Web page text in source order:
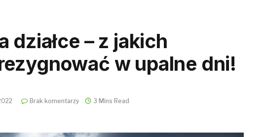
działce – z jakich
w upalne dni!
Brak komentarzy 3 Mins Read